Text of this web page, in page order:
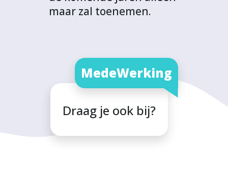
maar zal toenemen.
MedeWerking
Draag je ook bij?